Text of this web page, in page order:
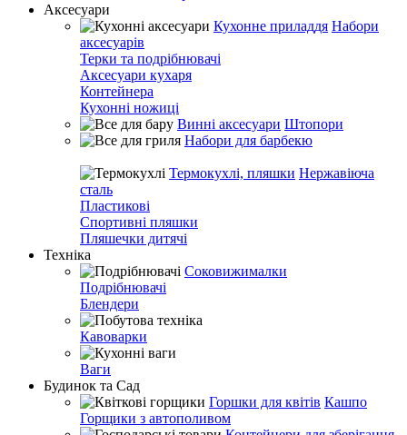
Аксесуари
Кухонне приладдя Набори
аксесуарів
Терки та подрібнювачі
Аксесуари кухаря
Контейнера
Кухонні ножиці
Винні аксесуари Штопори
Набори для барбекю
Термокухлі, пляшки Нержавіюча
сталь
Пластикові
Спортивні пляшки
Пляшечки дитячі
Техніка
Соковижималки
Подрібнювачі
Блендери
Кавоварки
Ваги
Будинок та Сад
Горшки для квітів Кашпо
Горщики з автополивом